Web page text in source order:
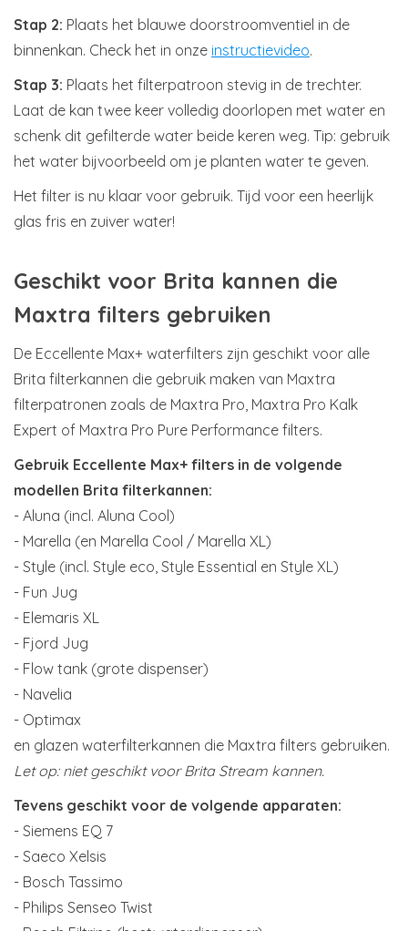
Stap 2: Plaats het blauwe doorstroomventiel in de
binnenkan. Check het in onze instructievideo.
Stap 3: Plaats het filterpatroon stevig in de trechter.
Laat de kan twee keer volledig doorlopen met water en
schenk dit gefilterde water beide keren weg. Tip: gebruik
het water bijvoorbeeld om je planten water te geven.
Het filter is nu klaar voor gebruik. Tijd voor een heerlijk
glas fris en zuiver water!
Geschikt voor Brita kannen die
Maxtra filters gebruiken
De Eccellente Max+ waterfilters zijn geschikt voor alle
Brita filterkannen die gebruik maken van Maxtra
filterpatronen zoals de Maxtra Pro, Maxtra Pro Kalk
Expert of Maxtra Pro Pure Performance filters.
Gebruik Eccellente Max+ filters in de volgende
modellen Brita filterkannen:
- Aluna (incl. Aluna Cool)
- Marella (en Marella Cool / Marella XL)
- Style (incl. Style eco, Style Essential en Style XL)
- Fun Jug
- Elemaris XL
- Fjord Jug
- Flow tank (grote dispenser)
- Navelia
- Optimax
en glazen waterfilterkannen die Maxtra filters gebruiken.
Let op: niet geschikt voor Brita Stream kannen.
Tevens geschikt voor de volgende apparaten:
- Siemens EQ 7
- Saeco Xelsis
- Bosch Tassimo
- Philips Senseo Twist